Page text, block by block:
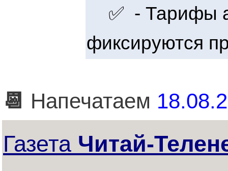
✅ - Тарифы
фиксируются
📆 Напечатаем
Газета Читай-